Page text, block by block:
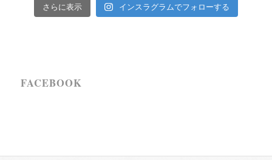
さらに表示 インスラグラムでフォローする
FACEBOOK